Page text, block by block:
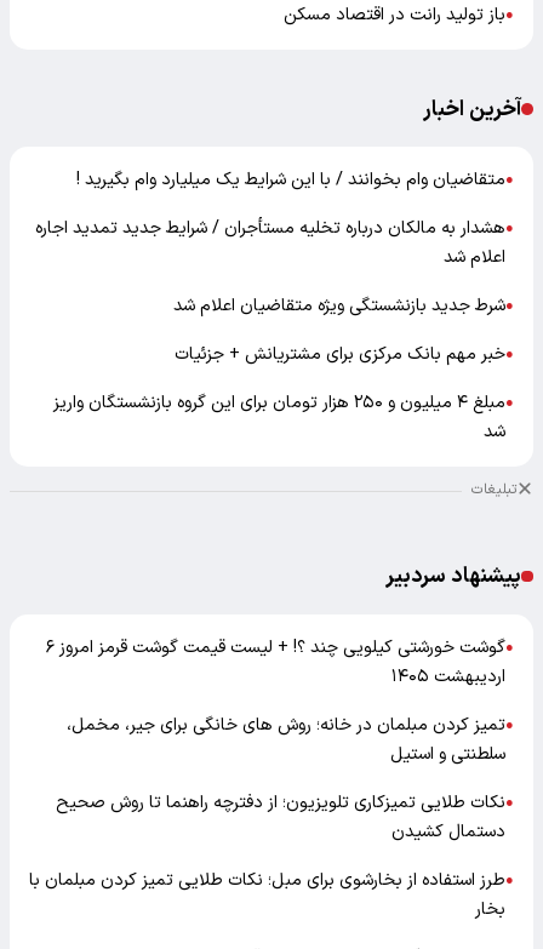
●باز تولید رانت در اقتصاد مسکن
آخرین اخبار
●متقاضیان وام بخوانند / با این شرایط یک میلیارد وام بگیرید !
●هشدار به مالکان درباره تخلیه مستأجران / شرایط جدید تمدید اجاره
اعلام شد
●شرط جدید بازنشستگی ویژه متقاضیان اعلام شد
●خبر مهم بانک مرکزی برای مشتریانش + جزئیات
●
مبلغ ۴ میلیون و ۲۵۰ هزار تومان برای این گروه بازنشستگان واریز
شد
تبلیغات
پیشنهاد سردبیر
●
گوشت خورشتی کیلویی چند ؟! + لیست قیمت گوشت قرمز امروز ۶
اردیبهشت ۱۴۰۵
●تمیز کردن مبلمان در خانه؛ روش های خانگی برای جیر، مخمل،
سلطنتی و استیل
●نکات طلایی تمیزکاری تلویزیون؛ از دفترچه راهنما تا روش صحیح
دستمال کشیدن
●طرز استفاده از بخارشوی برای مبل؛ نکات طلایی تمیز کردن مبلمان با
بخار